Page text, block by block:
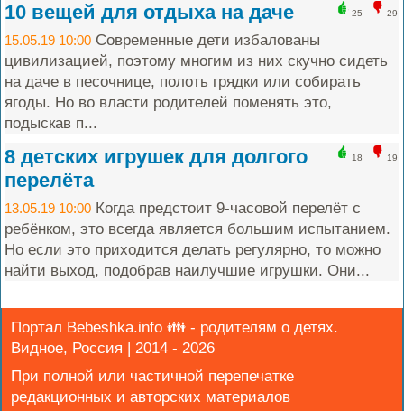
25 29
10 вещей для отдыха на даче
15.05.19 10:00 Современные дети избалованы
цивилизацией, поэтому многим из них скучно сидеть
на даче в песочнице, полоть грядки или собирать
ягоды. Но во власти родителей поменять это,
подыскав п...
18 19
8 детских игрушек для долгого
перелёта
13.05.19 10:00 Когда предстоит 9-часовой перелёт с
ребёнком, это всегда является большим испытанием.
Но если это приходится делать регулярно, то можно
найти выход, подобрав наилучшие игрушки. Они...
Портал Bebeshka.info 👪 - родителям о детях.
Видное, Россия | 2014 - 2026
При полной или частичной перепечатке
редакционных и авторских материалов